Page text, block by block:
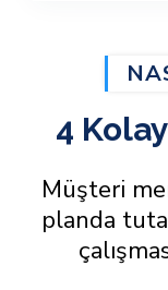
4
Müşteri
planda